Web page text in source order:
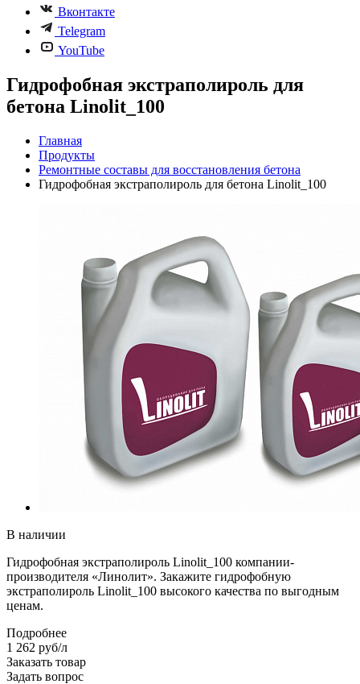
Вконтакте
Telegram
YouTube
Гидрофобная экстраполироль для
бетона Linolit_100
Главная
Продукты
Ремонтные составы для восстановления бетона
Гидрофобная экстраполироль для бетона Linolit_100
В наличии
Гидрофобная экстраполироль Linolit_100 компании-
производителя «Линолит». Закажите гидрофобную
экстраполироль Linolit_100 высокого качества по выгодным
ценам.
Подробнее
1 262 руб/л
Заказать товар
Задать вопрос